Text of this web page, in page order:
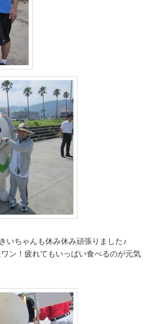
いちゃんも休み休み頑張りました♪
ン！疲れてもいっぱい食べるのが元気